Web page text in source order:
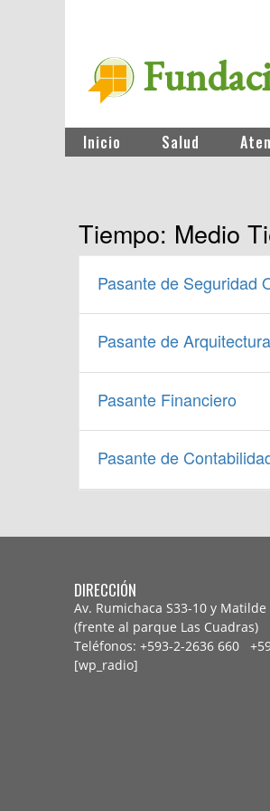
Inicio Salud
Tiempo: Medio
Pasante de Seguridad
Pasante de Arquitectura
Pasante Financiero
Pasante de
DIRECCIÓN
Av. Rumichaca S33-10 y Matilde
(frente al parque Las Cuadras)
Teléfonos: +593-2-2636 660
[wp_radio]